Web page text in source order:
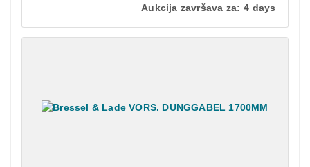
Aukcija završava za: 4 days